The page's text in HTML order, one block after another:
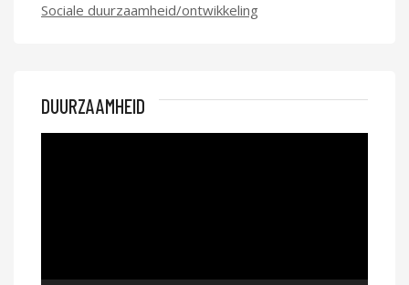
Sociale duurzaamheid/ontwikkeling
DUURZAAMHEID
Videospeler